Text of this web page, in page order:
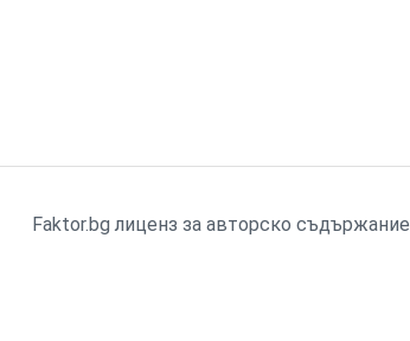
Faktor.bg лиценз за авторско съдържание